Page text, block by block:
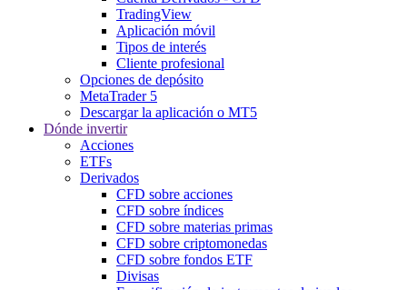
TradingView
Aplicación móvil
Tipos de interés
Cliente profesional
Opciones de depósito
MetaTrader 5
Descargar la aplicación o MT5
Dónde invertir
Acciones
ETFs
Derivados
CFD sobre acciones
CFD sobre índices
CFD sobre materias primas
CFD sobre criptomonedas
CFD sobre fondos ETF
Divisas